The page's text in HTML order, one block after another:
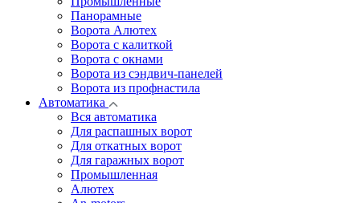
Панорамные
Ворота Алютех
Ворота с калиткой
Ворота c окнами
Ворота из сэндвич-панелей
Ворота из профнастила
Автоматика
Вся автоматика
Для распашных ворот
Для откатных ворот
Для гаражных ворот
Промышленная
Алютех